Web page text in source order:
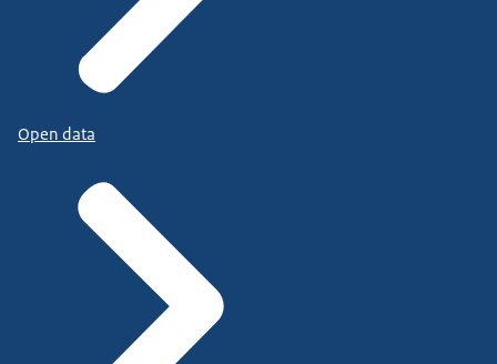
Open data